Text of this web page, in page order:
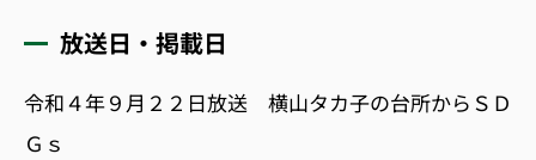
放送日・掲載日
令和４年９月２２日放送 横山タカ子の台所からＳＤ
Ｇｓ